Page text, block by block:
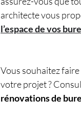
architecte vous
l’espace de vos
Vous souhaitez faire
votre projet ?
rénovations de